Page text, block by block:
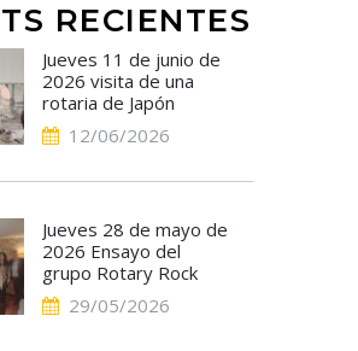
RECIENTES
Jueves 11 de junio de
2026 visita de una
rotaria de Japón
12/06/2026
Jueves 28 de mayo de
2026 Ensayo del
grupo Rotary Rock
29/05/2026